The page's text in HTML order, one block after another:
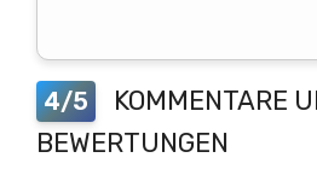
4/5
KOMMENTARE
BEWERTUNGEN